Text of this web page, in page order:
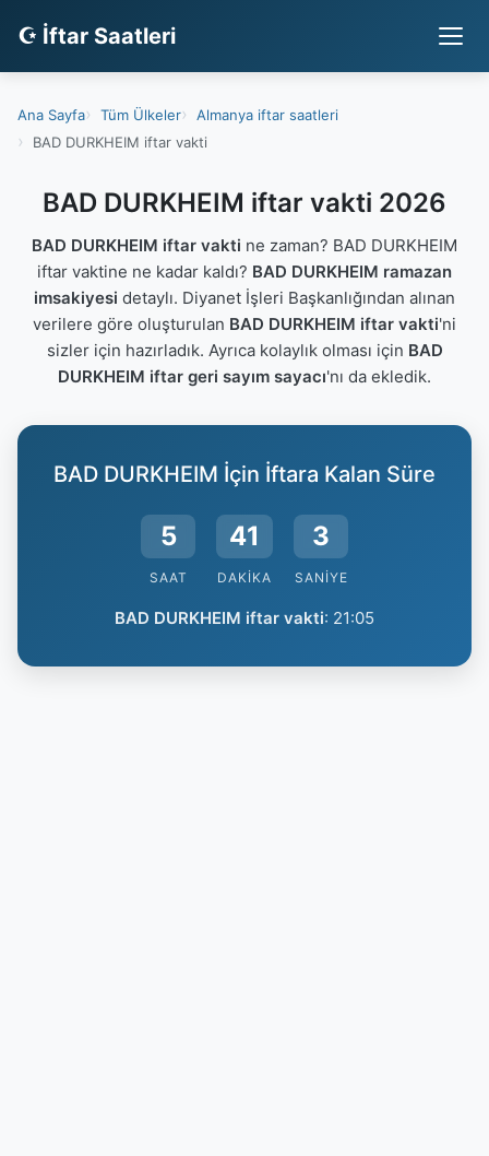
☪ İftar Saatleri
Ana Sayfa Tüm Ülkeler
Almanya iftar saatleri
BAD DURKHEIM iftar vakti
BAD DURKHEIM iftar vakti 2026
BAD DURKHEIM iftar vakti ne zaman? BAD DURKHEIM
iftar vaktine ne kadar kaldı? BAD DURKHEIM ramazan
imsakiyesi detaylı. Diyanet İşleri Başkanlığından alınan
verilere göre oluşturulan BAD DURKHEIM iftar vakti'ni
sizler için hazırladık. Ayrıca kolaylık olması için BAD
DURKHEIM iftar geri sayım sayacı'nı da ekledik.
BAD DURKHEIM İçin İftara Kalan Süre
5
SAAT
41
DAKIKA
3
SANIYE
BAD DURKHEIM iftar vakti: 21:05